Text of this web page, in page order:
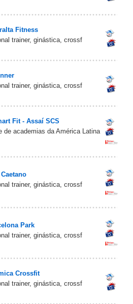
Fitness
trainer, ginástica, crossf
trainer, ginástica, crossf
Fit - Assaí SCS
de academias da América Latina
trainer, ginástica, crossf
Park
trainer, ginástica, crossf
Crossfit
trainer, ginástica, crossf